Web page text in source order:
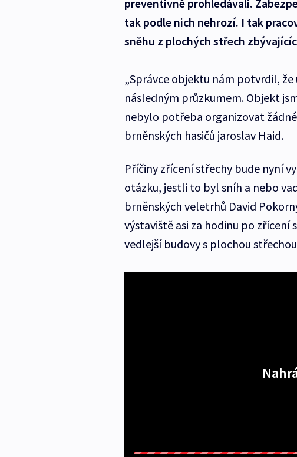
preventivně prohledávali.
tak podle nich nehrozí. I tak
sněhu z plochých střech
„Správce objektu nám potvrdil,
následným průzkumem. Objekt
nebylo potřeba organizovat
brněnských hasičů jaroslav Haid.
Příčiny zřícení střechy bude nyní
otázku, jestli to byl sníh a nebo
brněnských veletrhů David
výstaviště asi za hodinu po
vedlejší budovy s plochou